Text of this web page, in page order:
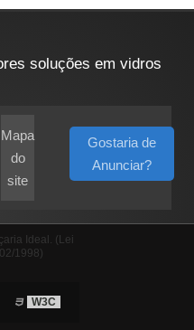
soluções em vidros
Mapa
do
site
Gostaria de
Anunciar?
Ideal. (Lei
1998)
W3C